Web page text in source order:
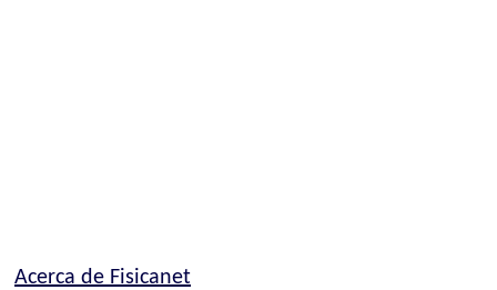
Acerca de Fisicanet